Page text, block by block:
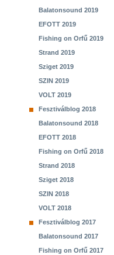
Balatonsound 2019
EFOTT 2019
Fishing on Orfű 2019
Strand 2019
Sziget 2019
SZIN 2019
VOLT 2019
Fesztiválblog 2018
Balatonsound 2018
EFOTT 2018
Fishing on Orfű 2018
Strand 2018
Sziget 2018
SZIN 2018
VOLT 2018
Fesztiválblog 2017
Balatonsound 2017
Fishing on Orfű 2017